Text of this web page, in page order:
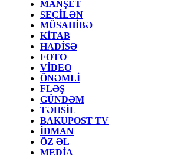
MANŞET
SEÇİLƏN
MÜSAHİBƏ
KİTAB
HADİSƏ
FOTO
VİDEO
ÖNƏMLİ
FLƏŞ
GÜNDƏM
TƏHSİL
BAKUPOST TV
İDMAN
ÖZ ƏL
MEDİA